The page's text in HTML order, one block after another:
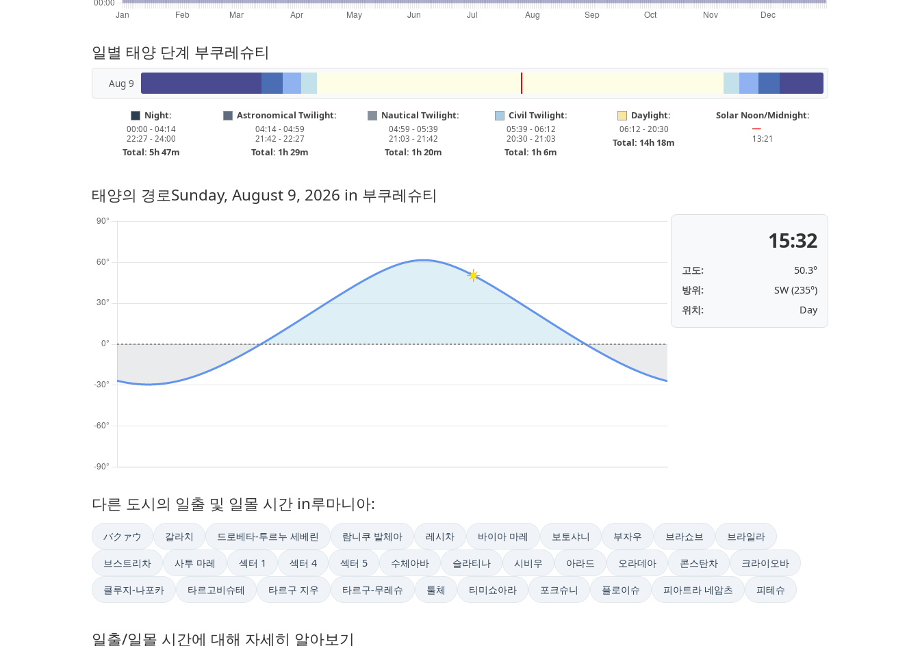
일별 태양 단계 부쿠레슈티
Aug 9
Night:
00:00 - 04:14
22:27 - 24:00
Total: 5h 47m
Astronomical Twilight:
04:14 - 04:59
21:42 - 22:27
Total: 1h 29m
Nautical Twilight:
04:59 - 05:39
21:03 - 21:42
Total: 1h 20m
Civil Twilight:
05:39 - 06:12
20:30 - 21:03
Total: 1h 6m
Daylight:
06:12 - 20:30
Total: 14h 18m
Solar Noon/Midnight:
━
13:21
태양의 경로Sunday, August 9, 2026 in 부쿠레슈티
15:32
고도:
50.3°
방위:
SW (235°)
위치:
Day
다른 도시의 일출 및 일몰 시간 in루마니아:
バクァウ 갈라치 드로베타-투르누 세베린 람니쿠 발체아 레시차 바이아 마레 보토샤니 부자우 브라쇼브 브라일라
브스트리차 사투 마레 섹터 1 섹터 4 섹터 5 수체아바 슬라티나 시비우 아라드 오라데아 콘스탄차 크라이오바
클루지-나포카 타르고비슈테 타르구 지우 타르구-무레슈 툴체 티미쇼아라 포크슈니 플로이슈 피아트라 네암츠 피테슈
일출/일몰 시간에 대해 자세히 알아보기